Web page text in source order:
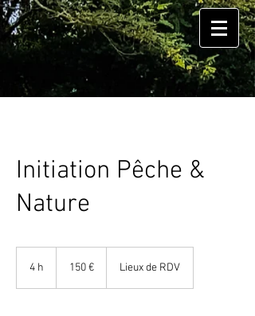
Initiation Pêche &
Nature
4 h 150 € Lieux de RDV